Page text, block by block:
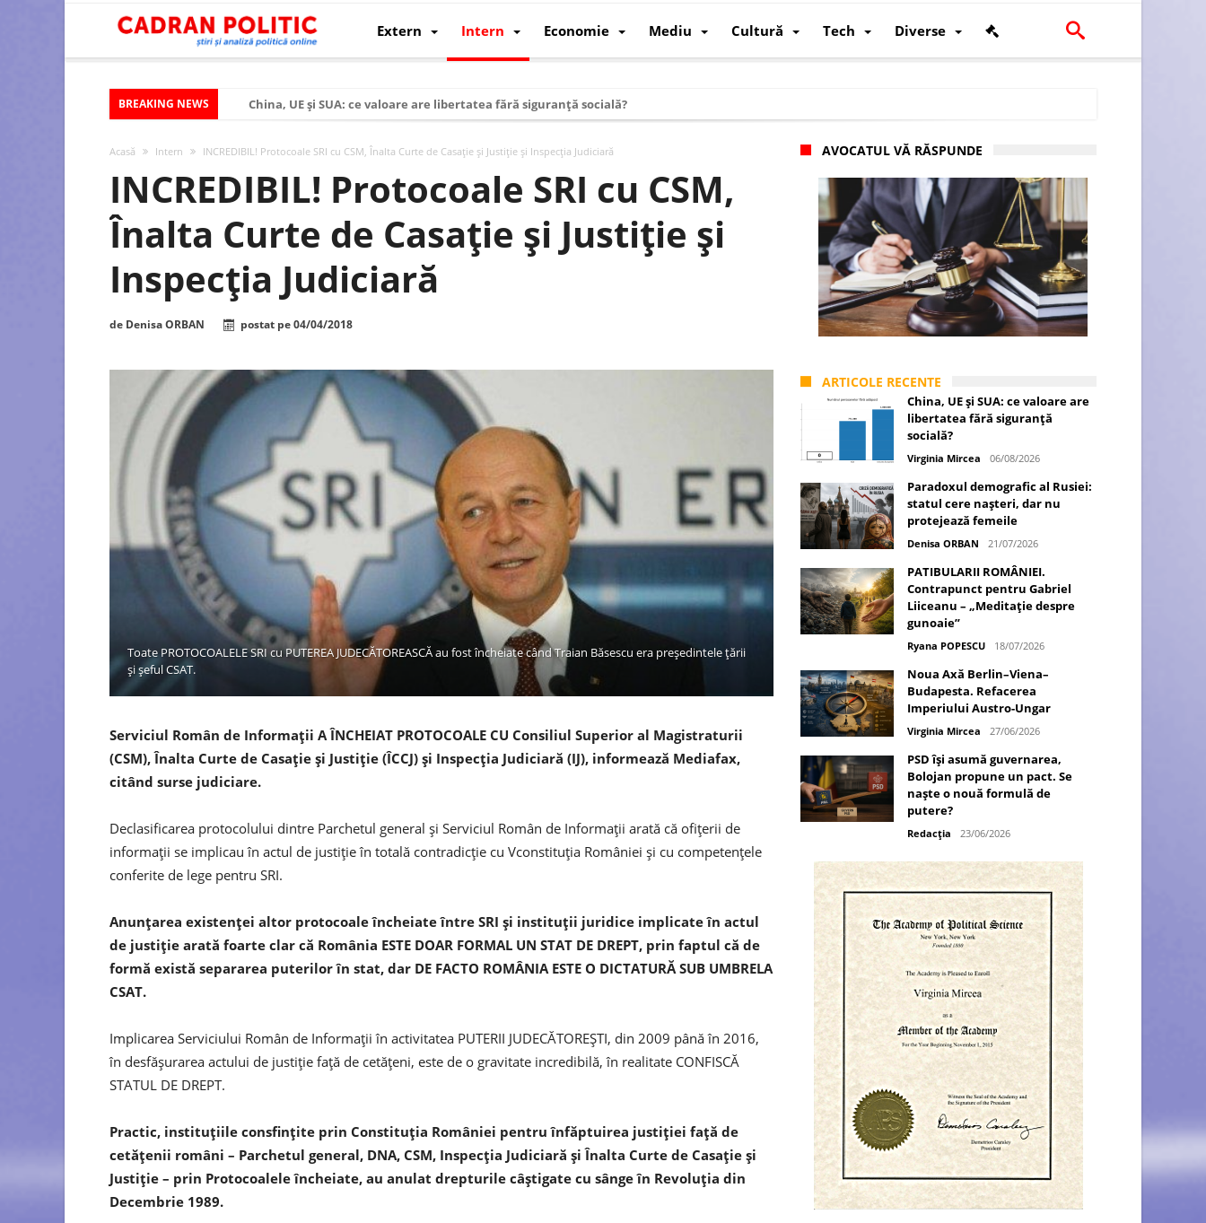
Extern Intern Economie Mediu Cultură Tech Diverse
BREAKING NEWS
China, UE și SUA: ce valoare are libertatea fără siguranță socială?
Modelul economic al Chinei: cum a devenit atelierul lumii și rivalul economic al SUA
Modelul economic al Rusiei: de ce rezistă?
Occidentul obosit și Estul care revine: o realitate pe care România o simte, nu o spune
Viitorul României în Uniunea Europeană. Ce ne așteaptă? – O analiză structurală a demografiei, fiscalității și poziției României în U.E.
România – ROExit pentru a supraviețui ca țară
Huawei dezvoltă un nou cip AI pentru a înlocui Nvidia
Acasă Intern INCREDIBIL! Protocoale SRI cu CSM, Înalta Curte de Casaţie şi Justiţie şi Inspecţia Judiciară
INCREDIBIL! Protocoale SRI cu CSM,
Înalta Curte de Casaţie şi Justiţie şi
Inspecţia Judiciară
de Denisa ORBAN postat pe04/04/2018
Toate PROTOCOALELE SRI cu PUTEREA JUDECĂTOREASCĂ au fost încheiate când Traian Băsescu era președintele țării
și șeful CSAT.
Serviciul Român de Informaţii A ÎNCHEIAT PROTOCOALE CU Consiliul Superior al Magistraturii
(CSM), Înalta Curte de Casaţie şi Justiţie (ÎCCJ) şi Inspecţia Judiciară (IJ), informează Mediafax,
citând surse judiciare.
Declasificarea protocolului dintre Parchetul general și Serviciul Român de Informații arată că ofițerii de
informații se implicau în actul de justiție în totală contradicție cu Vconstituția României și cu competențele
conferite de lege pentru SRI.
Anunțarea existenței altor protocoale încheiate între SRI și instituții juridice implicate în actul
de justiție arată foarte clar că România ESTE DOAR FORMAL UN STAT DE DREPT, prin faptul că de
formă există separarea puterilor în stat, dar DE FACTO ROMÂNIA ESTE O DICTATURĂ SUB UMBRELA
CSAT.
Implicarea Serviciului Român de Informații în activitatea PUTERII JUDECĂTOREȘTI, din 2009 până în 2016,
în desfășurarea actului de justiție față de cetățeni, este de o gravitate incredibilă, în realitate CONFISCĂ
STATUL DE DREPT.
Practic, instituțiile consfințite prin Constituția României pentru înfăptuirea justiției față de
cetățenii români – Parchetul general, DNA, CSM, Inspecția Judiciară și Înalta Curte de Casație și
Justiție – prin Protocoalele încheiate, au anulat drepturile câștigate cu sânge în Revoluția din
Decembrie 1989.
AVOCATUL VĂ RĂSPUNDE
ARTICOLE RECENTE
China, UE și SUA: ce valoare are
libertatea fără siguranță
socială?
Virginia Mircea 06/08/2026
Paradoxul demografic al Rusiei:
statul cere nașteri, dar nu
protejează femeile
Denisa ORBAN 21/07/2026
PATIBULARII ROMÂNIEI.
Contrapunct pentru Gabriel
Liiceanu – „Meditație despre
gunoaie”
Ryana POPESCU 18/07/2026
Noua Axă Berlin–Viena–
Budapesta. Refacerea
Imperiului Austro-Ungar
Virginia Mircea 27/06/2026
PSD își asumă guvernarea,
Bolojan propune un pact. Se
naște o nouă formulă de
putere?
Redacția 23/06/2026